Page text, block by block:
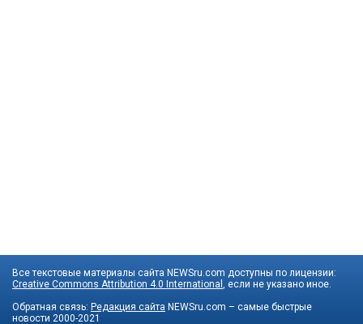
Все текстовые материалы сайта NEWSru.com доступны по лицензии:
Creative Commons Attribution 4.0 International , если не указано иное.
Обратная связь: Редакция сайта NEWSru.com – самые быстрые
новости 2000-2021